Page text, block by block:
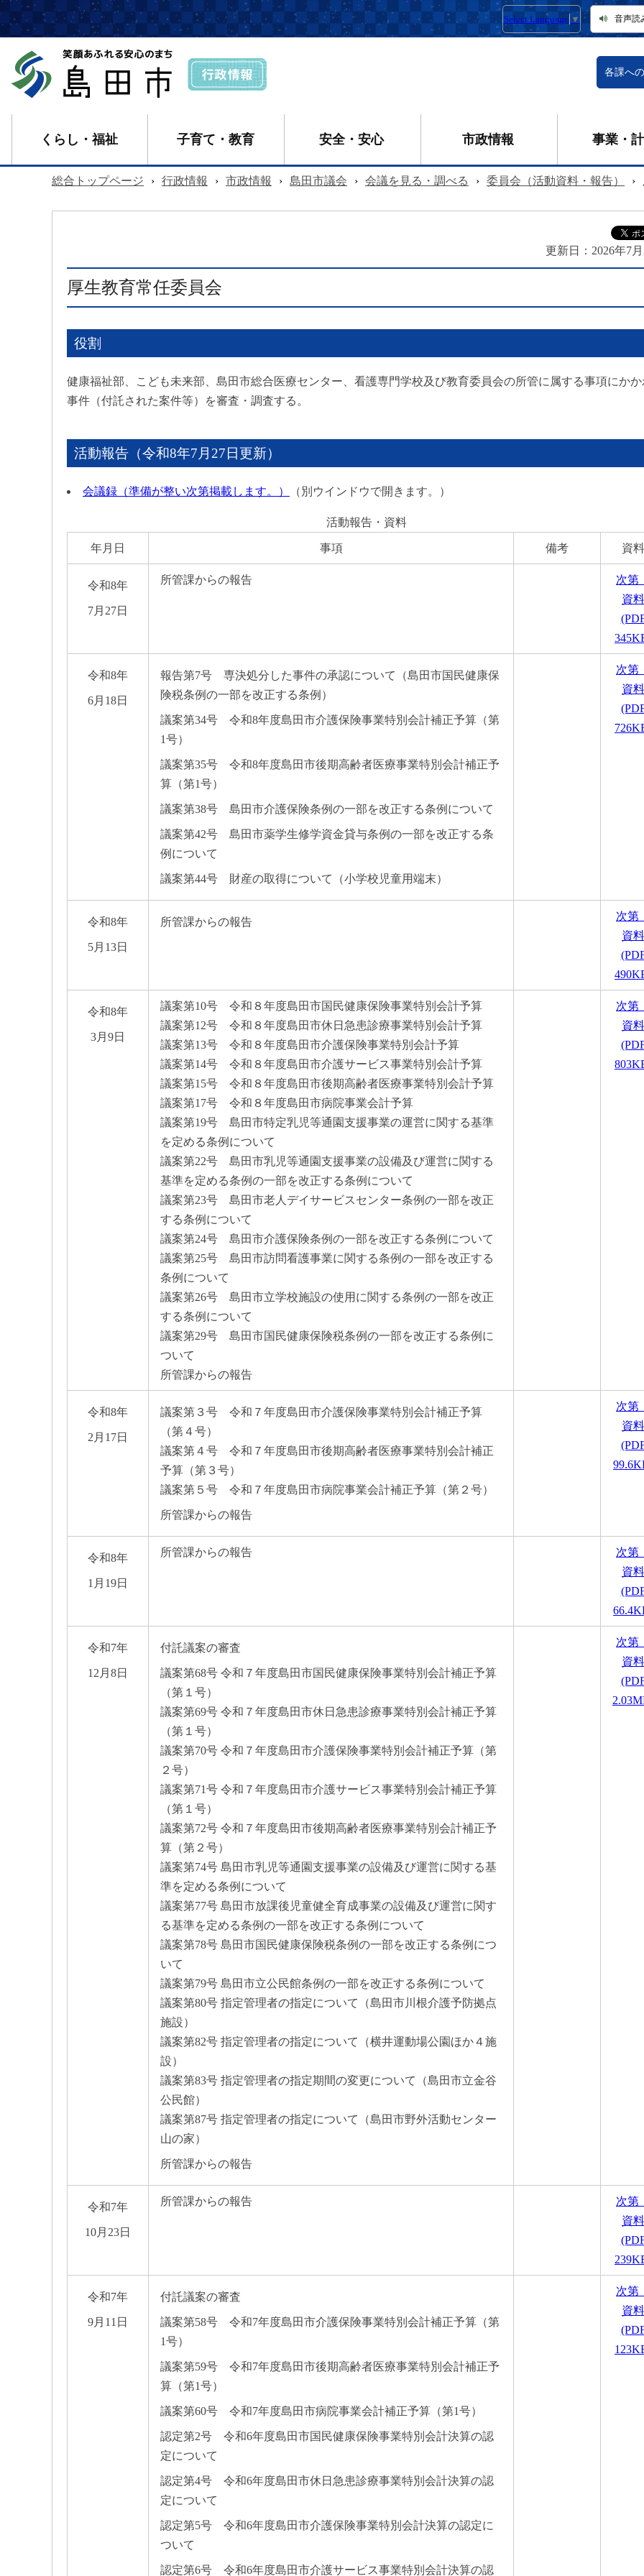
Select Language ▼ 音声読
各課への
くらし・福祉 子育て・教育 安全・安心 市政情報 事業・
総合トップページ › 行政情報 › 市政情報 › 島田市議会 › 会議を見る・調べる › 委員会（活動資料・報告） ›
更新日： 2026年7月
厚生教育常任委員会
役割
健康福祉部、こども未来部、島田市総合医療センター、看護専門学校及び教育委員会の所管に属する事項にかか
事件（付託された案件等）を審査・調査する。
活動報告（令和8年7月27日更新）
会議録（準備が整い次第掲載します。） （別ウインドウで開きます。）
活動報告・資料
年月日 事項 備考 資料
令和8年
7月27日
所管課からの報告
次第
資料
令和8年
6月18日
報告第7号 専決処分した事件の承認について（島田市国民健康保
険税条例の一部を改正する条例）
議案第34号 令和8年度島田市介護保険事業特別会計補正予算（第
1号）
議案第35号 令和8年度島田市後期高齢者医療事業特別会計補正予
算（第1号）
議案第38号 島田市介護保険条例の一部を改正する条例について
議案第42号 島田市薬学生修学資金貸与条例の一部を改正する条
例について
議案第44号 財産の取得について（小学校児童用端末）
次第
資料
令和8年
5月13日
所管課からの報告
次第
資料
令和8年
3月9日
議案第10号 令和８年度島田市国民健康保険事業特別会計予算
議案第12号 令和８年度島田市休日急患診療事業特別会計予算
議案第13号 令和８年度島田市介護保険事業特別会計予算
議案第14号 令和８年度島田市介護サービス事業特別会計予算
議案第15号 令和８年度島田市後期高齢者医療事業特別会計予算
議案第17号 令和８年度島田市病院事業会計予算
議案第19号 島田市特定乳児等通園支援事業の運営に関する基準
を定める条例について
議案第22号 島田市乳児等通園支援事業の設備及び運営に関する
基準を定める条例の一部を改正する条例について
議案第23号 島田市老人デイサービスセンター条例の一部を改正
する条例について
議案第24号 島田市介護保険条例の一部を改正する条例について
議案第25号 島田市訪問看護事業に関する条例の一部を改正する
条例について
議案第26号 島田市立学校施設の使用に関する条例の一部を改正
する条例について
議案第29号 島田市国民健康保険税条例の一部を改正する条例に
ついて
所管課からの報告
次第
資料
令和8年
2月17日
議案第３号 令和７年度島田市介護保険事業特別会計補正予算
（第４号）
議案第４号 令和７年度島田市後期高齢者医療事業特別会計補正
予算（第３号）
議案第５号 令和７年度島田市病院事業会計補正予算（第２号）
所管課からの報告
次第
資料
令和8年
1月19日
所管課からの報告
次第
資料
令和7年
12月8日
付託議案の審査
議案第68号 令和７年度島田市国民健康保険事業特別会計補正予算
（第１号）
議案第69号 令和７年度島田市休日急患診療事業特別会計補正予算
（第１号）
議案第70号 令和７年度島田市介護保険事業特別会計補正予算（第
２号）
議案第71号 令和７年度島田市介護サービス事業特別会計補正予算
（第１号）
議案第72号 令和７年度島田市後期高齢者医療事業特別会計補正予
算（第２号）
議案第74号 島田市乳児等通園支援事業の設備及び運営に関する基
準を定める条例について
議案第77号 島田市放課後児童健全育成事業の設備及び運営に関す
る基準を定める条例の一部を改正する条例について
議案第78号 島田市国民健康保険税条例の一部を改正する条例につ
いて
議案第79号 島田市立公民館条例の一部を改正する条例について
議案第80号 指定管理者の指定について（島田市川根介護予防拠点
施設）
議案第82号 指定管理者の指定について（横井運動場公園ほか４施
設）
議案第83号 指定管理者の指定期間の変更について（島田市立金谷
公民館）
議案第87号 指定管理者の指定について（島田市野外活動センター
山の家）
所管課からの報告
次第
資料
令和7年
10月23日
所管課からの報告
次第
資料
令和7年
9月11日
付託議案の審査
議案第58号 令和7年度島田市介護保険事業特別会計補正予算（第
1号）
議案第59号 令和7年度島田市後期高齢者医療事業特別会計補正予
算（第1号）
議案第60号 令和7年度島田市病院事業会計補正予算（第1号）
認定第2号 令和6年度島田市国民健康保険事業特別会計決算の認
定について
認定第4号 令和6年度島田市休日急患診療事業特別会計決算の認
定について
認定第5号 令和6年度島田市介護保険事業特別会計決算の認定に
ついて
認定第6号 令和6年度島田市介護サービス事業特別会計決算の認
次第
資料